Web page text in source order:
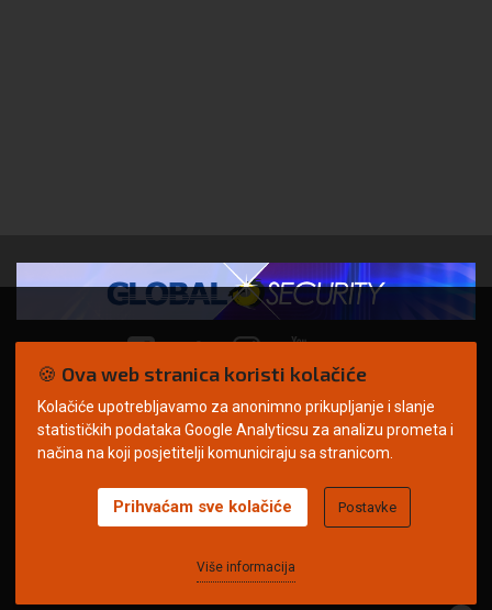
© Copyright 2026. | ARILEO
Uvjeti korištenja Politika privatnosti
Impressum
🍪 Ova web stranica koristi kolačiće
Kolačiće upotrebljavamo za anonimno prikupljanje i slanje
statističkih podataka Google Analyticsu za analizu prometa i
načina na koji posjetitelji komuniciraju sa stranicom.
Više informacija
Prihvaćam sve kolačiće Postavke